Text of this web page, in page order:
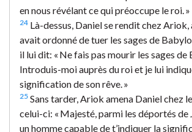
en nous révélant ce qui préoccupe le roi. »
24 Là-dessus, Daniel se rendit chez Ariok,
avait ordonné de tuer les sages de
il lui dit: « Ne fais pas mourir les sages de
Introduis-moi auprès du roi et je lui
signification de son rêve. »
25 Sans tarder, Ariok amena Daniel chez
celui-ci: « Majesté, parmi les déportés de
un homme capable de t’indiquer la